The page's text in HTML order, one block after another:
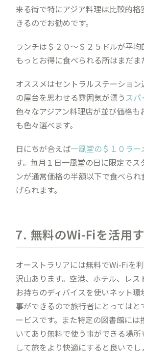
来る街で特にアジア料理は比較的格
きるのでお勧めです。
ランチは＄２０〜＄２５ドルが平
もっとお得に食べられる所はまだま
オススメはセントラルステーション
の屋台を思わせる雰囲気が漂う スパ
色々なアジアン料理店が並び価格も
も色々選べます。
日にちが合えば一風堂の＄１０ラー
す。毎月１日一風堂の日に限定でス
ンが通常価格の半額以下で食べら
げられます。
7. 無料のWi-Fiを活用
オーストラリアには無料でWi-Fiを
沢山あります。空港、ホテル、レス
お持ちのディバイスを使いネット環
事ができるので旅行者にとってはと
ービスです。また特定の図書館には
いてあり無料で使う事ができる場
して旅をより快適にすると良いでし